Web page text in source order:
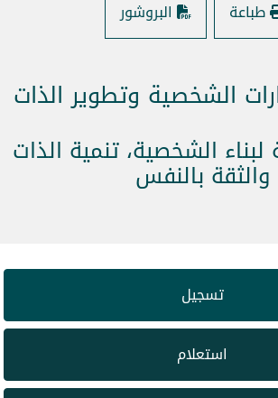
طباعة البروشور
الشخصية وتطوير الذات
لبناء الشخصية، تنمية الذات
والثقة بالنفس
تسجيل
استعلام